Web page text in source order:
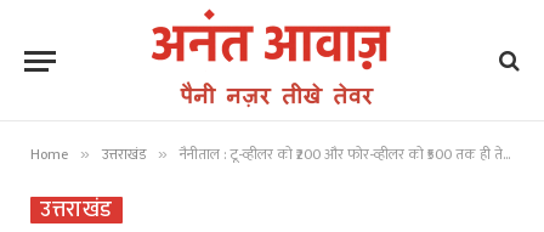
Home » उत्तराखंड » नैनीताल : टू-व्हीलर को ₹200 और फोर-व्हीलर को ₹500 तक ही तेल, पंप प्रबंधन ने तकनीकी खराबी बताई वजह
उत्तराखंड